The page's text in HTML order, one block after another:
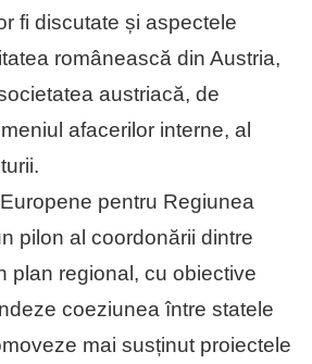
fi discutate și aspectele
românească din Austria,
austriacă, de
afacerilor interne, al
pentru Regiunea
pilon al coordonării dintre
plan regional, cu obiective
coeziunea între statele
mai susținut proiectele